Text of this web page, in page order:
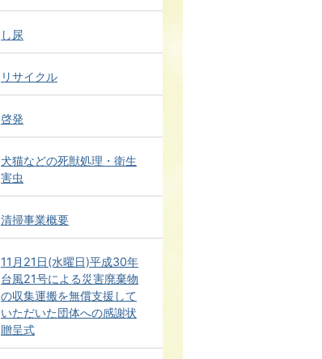
し尿
リサイクル
啓発
犬猫などの死獣処理・衛生
害虫
清掃事業概要
11月21日(水曜日)平成30年
台風21号による災害廃棄物
の収集運搬を無償支援して
いただいた団体への感謝状
贈呈式